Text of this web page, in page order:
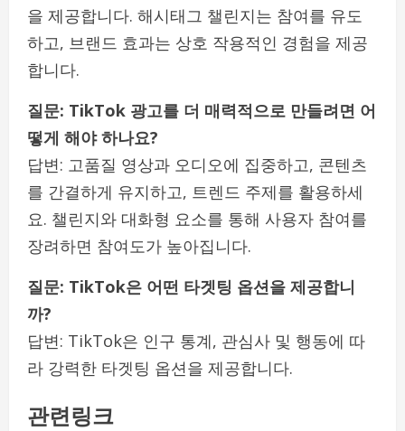
을 제공합니다. 해시태그 챌린지는 참여를 유도
하고, 브랜드 효과는 상호 작용적인 경험을 제공
합니다.
질문: TikTok 광고를 더 매력적으로 만들려면 어
떻게 해야 하나요?
답변: 고품질 영상과 오디오에 집중하고, 콘텐츠
를 간결하게 유지하고, 트렌드 주제를 활용하세
요. 챌린지와 대화형 요소를 통해 사용자 참여를
장려하면 참여도가 높아집니다.
질문: TikTok은 어떤 타겟팅 옵션을 제공합니
까?
답변: TikTok은 인구 통계, 관심사 및 행동에 따
라 강력한 타겟팅 옵션을 제공합니다.
관련링크